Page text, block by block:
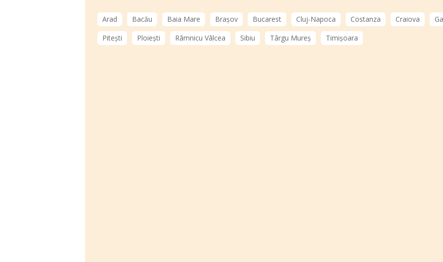
Arad Bacău Baia Mare Brașov Bucarest Cluj-Napoca Costanza Craiova
Pitești
Ploiești Râmnicu Vâlcea Sibiu Târgu Mureș Timișoara